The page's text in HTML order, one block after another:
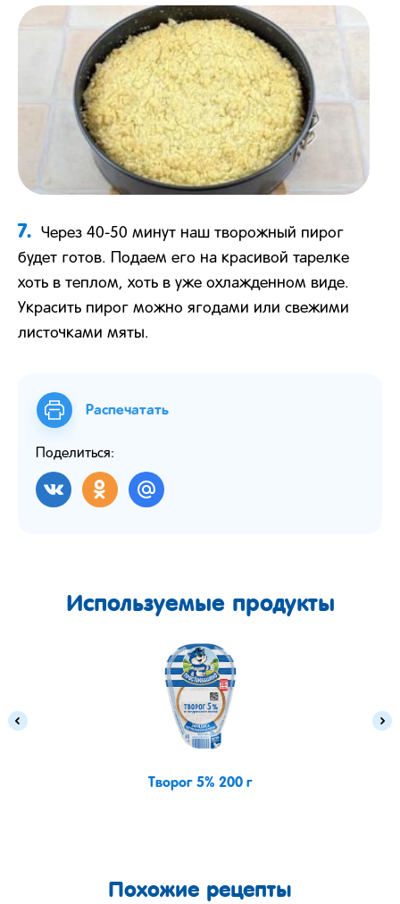
7.
Через 40-50 минут наш творожный пирог
будет готов. Подаем его на красивой тарелке
хоть в теплом, хоть в уже охлажденном виде.
Украсить пирог можно ягодами или свежими
листочками мяты.
Распечатать
Поделиться:
Используемые продукты
Творог 5% 200 г
Похожие рецепты